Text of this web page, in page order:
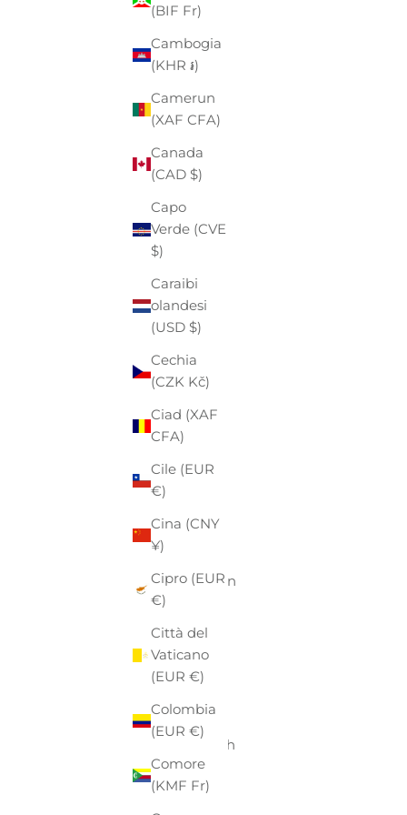
(BIF Fr)
Cambogia
(KHR ៛)
Camerun
(XAF CFA)
Canada
(CAD $)
Capo
Verde (CVE
$)
Caraibi
olandesi
(USD $)
Cechia
(CZK Kč)
Ciad (XAF
CFA)
Cile (EUR
€)
Cina (CNY
¥)
Cipro (EUR
€)
Città del
Vaticano
(EUR €)
Colombia
(EUR €)
Comore
(KMF Fr)
(EUR €)
Angola
(EUR €)
Anguilla
(XCD $)
Antigua e
Barbuda
Arabia
Saudita
Argentina
(EUR €)
Armenia
(AMD դր.)
Aruba
Australia
Austria
Azerbaigian
Bahamas
(BSD $)
Bahrein
(EUR €)
Bangladesh
(BDT ৳)
Barbados